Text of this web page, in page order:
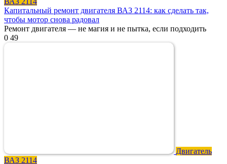
Капитальный ремонт двигателя ВАЗ 2114: как сделать так,
чтобы мотор снова радовал
Ремонт двигателя — не магия и не пытка, если подходить
0 49
Двигатель
ВАЗ 2114